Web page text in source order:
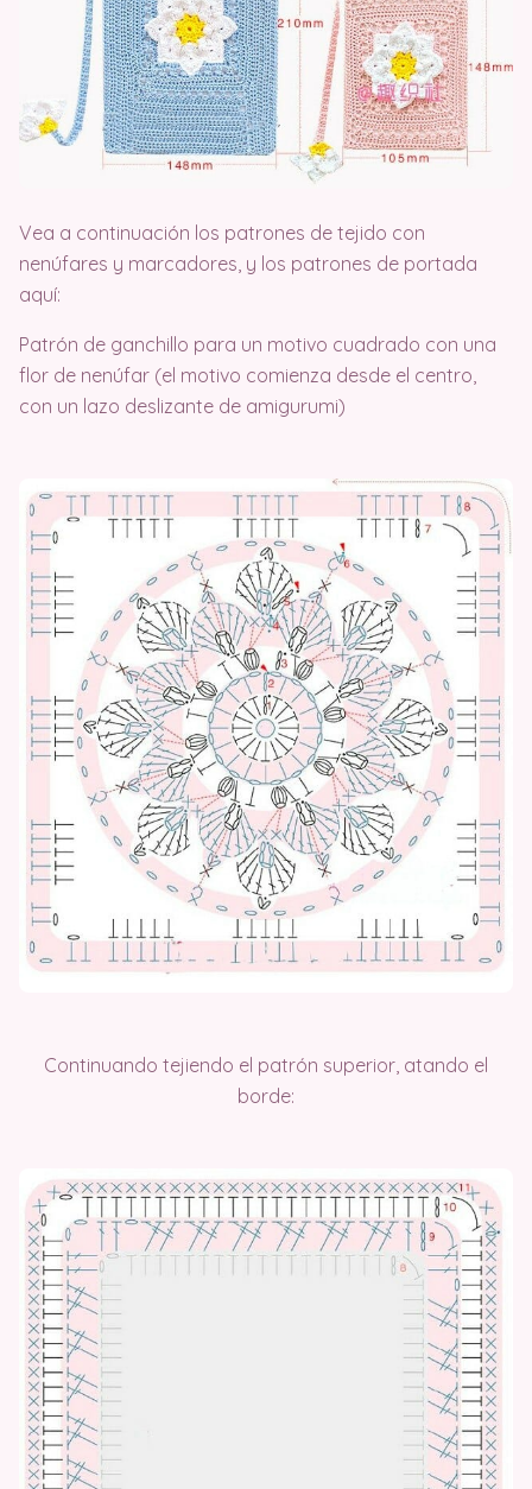
Vea a continuación los patrones de tejido con
nenúfares y marcadores, y los patrones de portada
aquí:
Patrón de ganchillo para un motivo cuadrado con una
flor de nenúfar (el motivo comienza desde el centro,
con un lazo deslizante de amigurumi)
Continuando tejiendo el patrón superior, atando el
borde: